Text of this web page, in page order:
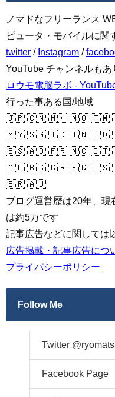
ノマドなフリーランス
ピュータ・モバイルに関
twitter / Instagram /
YouTube チャンネルもあ
ロウモ電脳ラボ -
行った事ある国/地域
🇯🇵 🇨🇳 🇭🇰 🇲🇴 🇹🇼
🇲🇾 🇸🇬 🇮🇩 🇮🇳 🇧🇩
🇪🇸 🇦🇩 🇫🇷 🇲🇨 🇮🇹
🇦🇱 🇧🇬 🇬🇷 🇪🇬 🇺🇸
🇧🇷 🇦🇺
ブログ運営歴は20年、
は約5万です
記事広告などに関しては
広告掲載・記事広告につ
プライバシーポリシー
Follow Me
Twitter
Facebook Page